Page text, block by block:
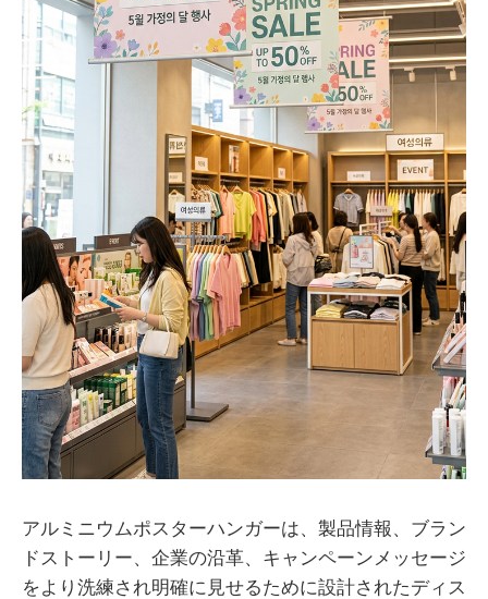
アルミニウムポスターハンガーは、製品情報、ブラン
ドストーリー、企業の沿革、キャンペーンメッセージ
をより洗練され明確に見せるために設計されたディス